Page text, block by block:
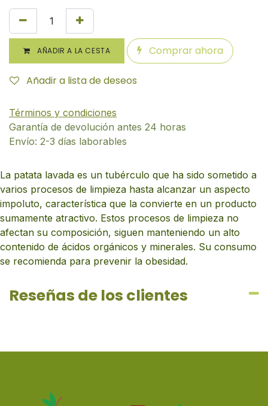
AÑADIR A LA CESTA Comprar ahora
Añadir a lista de deseos
Términos y condiciones
Garantía de devolución antes 24 horas
Envío: 2-3 días laborables
La patata lavada es un tubérculo que ha sido sometido a
varios procesos de limpieza hasta alcanzar un aspecto
impoluto, característica que la convierte en un producto
sumamente atractivo. Estos procesos de limpieza no
afectan su composición, siguen manteniendo un alto
contenido de ácidos orgánicos y minerales. Su consumo
se recomienda para prevenir la obesidad.
Reseñas de los clientes